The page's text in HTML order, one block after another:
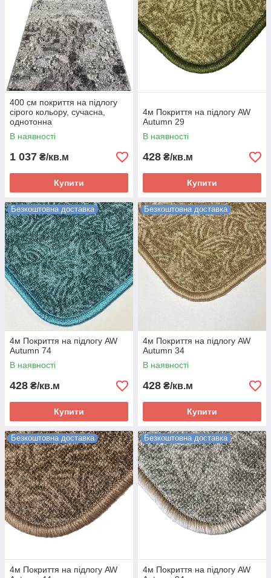
400 см покриття на підлогу
сірого кольору, сучасна,
однотонна
абстракція,LEVADO 03889A
L.GREY/D.GREY
В наявності
1 037 ₴/кв.м
Купити
4м Покриття на підлогу AW
Autumn 29
В наявності
428 ₴/кв.м
Купити
Безкоштовна доставка
4м Покриття на підлогу AW
Autumn 74
В наявності
428 ₴/кв.м
Купити
Безкоштовна доставка
4м Покриття на підлогу AW
Autumn 34
В наявності
428 ₴/кв.м
Купити
Безкоштовна доставка
4м Покриття на підлогу AW
Безкоштовна доставка
4м Покриття на підлогу AW